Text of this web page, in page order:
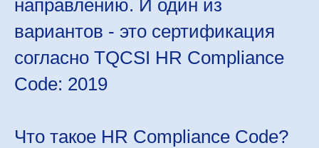
направлению. И один из
вариантов - это сертификация
согласно TQCSI HR Compliance
Code: 2019
Что такое HR Compliance Code?